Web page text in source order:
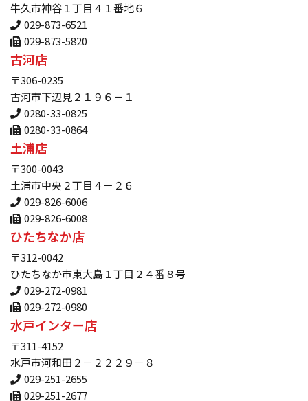
牛久市神谷１丁目４１番地６
029-873-6521
029-873-5820
古河店
〒306-0235
古河市下辺見２１９６－１
0280-33-0825
0280-33-0864
土浦店
〒300-0043
土浦市中央２丁目４－２６
029-826-6006
029-826-6008
ひたちなか店
〒312-0042
ひたちなか市東大島１丁目２４番８号
029-272-0981
029-272-0980
水戸インター店
〒311-4152
水戸市河和田２－２２２９－８
029-251-2655
029-251-2677